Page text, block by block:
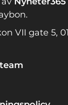
VII gate 5,